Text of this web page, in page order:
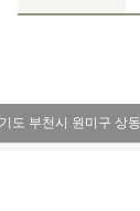
도 부천시 원미구 상